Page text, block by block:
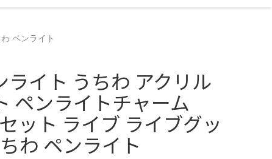
ペンライト
イト うちわ アクリル
ペンライトチャーム
ット ライブ ライブグッ
わ ペンライト